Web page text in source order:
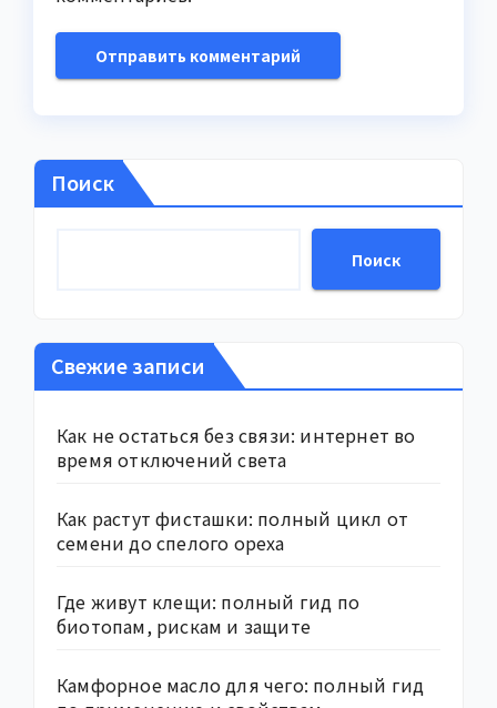
Поиск
Поиск
Свежие записи
Как не остаться без связи: интернет во
время отключений света
Как растут фисташки: полный цикл от
семени до спелого ореха
Где живут клещи: полный гид по
биотопам, рискам и защите
Камфорное масло для чего: полный гид